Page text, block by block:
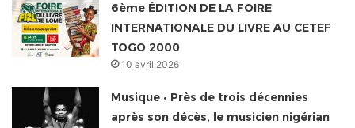
6ème ÉDITION DE LA FOIRE
INTERNATIONALE DU LIVRE AU CETEF
TOGO 2000
10 avril 2026
Musique • Près de trois décennies
après son décès, le musicien nigérian